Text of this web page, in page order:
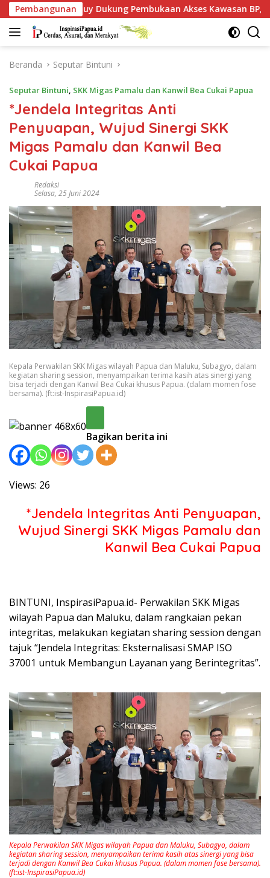
Langsung
ke
konten
Pembangunan
Dukung Pembukaan Akses Kawasan BP, Warga Jangan
Beranda Seputar Bintuni
Seputar Bintuni, SKK Migas Pamalu dan Kanwil Bea Cukai Papua
*Jendela Integritas Anti
Penyuapan, Wujud Sinergi SKK
Migas Pamalu dan Kanwil Bea
Cukai Papua
Redaksi
Selasa, 25 Juni 2024
Kepala Perwakilan SKK Migas wilayah Papua dan Maluku, Subagyo, dalam
kegiatan sharing session, menyampaikan terima kasih atas sinergi yang
bisa terjadi dengan Kanwil Bea Cukai khusus Papua. (dalam momen fose
bersama). (ft:ist-InspirasiPapua.id)
Bagikan berita ini
Views: 26
*Jendela Integritas Anti Penyuapan,
Wujud Sinergi SKK Migas Pamalu dan
Kanwil Bea Cukai Papua
BINTUNI, InspirasiPapua.id- Perwakilan SKK Migas
wilayah Papua dan Maluku, dalam rangkaian pekan
integritas, melakukan kegiatan sharing session dengan
tajuk “Jendela Integritas: Eksternalisasi SMAP ISO
37001 untuk Membangun Layanan yang Berintegritas”.
Kepala Perwakilan SKK Migas wilayah Papua dan Maluku, Subagyo, dalam
kegiatan sharing session, menyampaikan terima kasih atas sinergi yang bisa
terjadi dengan Kanwil Bea Cukai khusus Papua. (dalam momen fose bersama).
(ft:ist-InspirasiPapua.id)